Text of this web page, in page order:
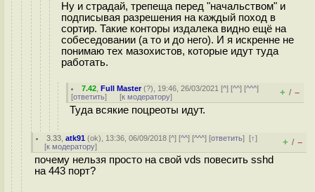
Ну и страдай, трепеща перед "начальством" и
подписывая разрешения на каждый поход в
сортир. Такие конторы издалека видно ещё на
собеседовании (а то и до него). И я искренне не
понимаю тех мазохистов, которые идут туда
работать.
7.42 ,Full Master(?), 19:46, 26/03/2021 [^] [^^] [^^^]
[ответить] [к модератору] + / –
Туда всякие поцреоты идут.
3.33 ,atk91 (ok), 13:36, 06/09/2018 [^] [^^] [^^^] [ответить][↑]
[к модератору] + / –
почему нельзя просто на свой vds повесить sshd
на 443 порт?